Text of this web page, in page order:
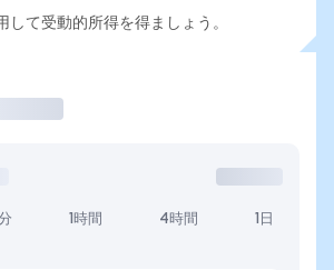
して受動的所得を得ましょう。
1時間 4時間 1日